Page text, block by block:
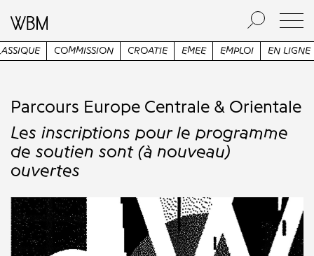
COMMISSION CROATIE EMEE EMPLOI EN LIGNE
Parcours Europe Centrale & Orientale
Les inscriptions pour le programme
de soutien sont (à nouveau)
ouvertes